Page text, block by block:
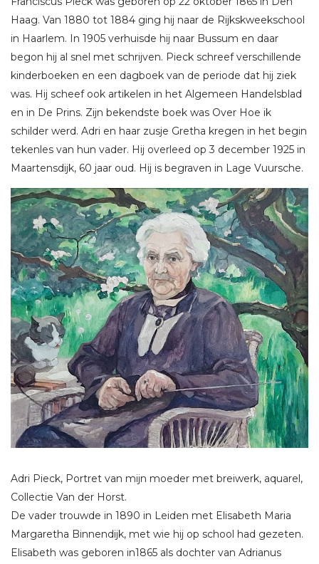
Haag. Van 1880 tot 1884 ging hij naar de Rijkskweekschool
in Haarlem. In 1905 verhuisde hij naar Bussum en daar
begon hij al snel met schrijven. Pieck schreef verschillende
kinderboeken en een dagboek van de periode dat hij ziek
was. Hij scheef ook artikelen in het Algemeen Handelsblad
en in De Prins. Zijn bekendste boek was Over Hoe ik
schilder werd. Adri en haar zusje Gretha kregen in het begin
tekenles van hun vader. Hij overleed op 3 december 1925 in
Maartensdijk, 60 jaar oud. Hij is begraven in Lage Vuursche.
Adri Pieck, Portret van mijn moeder met breiwerk, aquarel,
Collectie Van der Horst.
De vader trouwde in 1890 in Leiden met Elisabeth Maria
Margaretha Binnendijk, met wie hij op school had gezeten.
Elisabeth was geboren in1865 als dochter van Adrianus